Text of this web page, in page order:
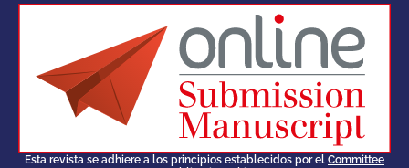
Esta revista se adhiere a los principios establecidos por el Committee